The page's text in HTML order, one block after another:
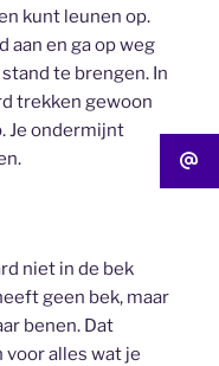
kunt leunen op.
aan en ga op weg
te brengen. In
trekken gewoon
Je ondermijnt
niet in de bek
geen bek, maar
benen. Dat
voor alles wat je